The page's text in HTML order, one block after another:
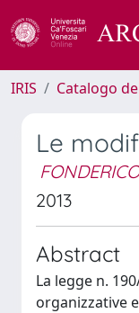
IRIS Catalogo
Le
2013
Abstract
La legge n.
organizzative